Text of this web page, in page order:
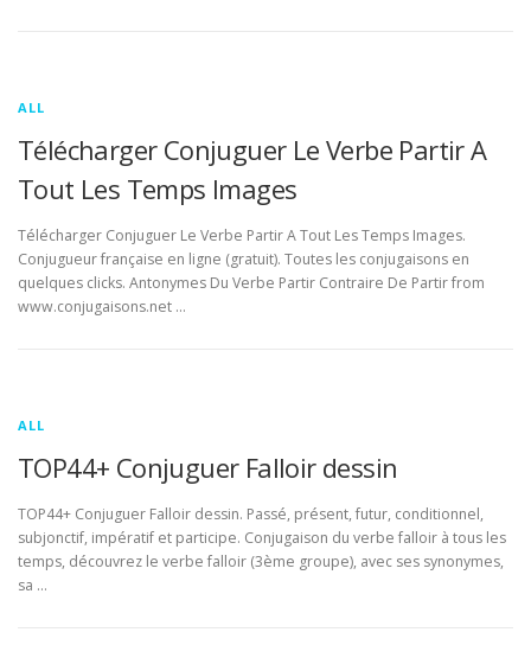
ALL
Télécharger Conjuguer Le Verbe Partir A
Tout Les Temps Images
Télécharger Conjuguer Le Verbe Partir A Tout Les Temps Images.
Conjugueur française en ligne (gratuit). Toutes les conjugaisons en
quelques clicks. Antonymes Du Verbe Partir Contraire De Partir from
www.conjugaisons.net …
ALL
TOP44+ Conjuguer Falloir dessin
TOP44+ Conjuguer Falloir dessin. Passé, présent, futur, conditionnel,
subjonctif, impératif et participe. Conjugaison du verbe falloir à tous les
temps, découvrez le verbe falloir (3ème groupe), avec ses synonymes,
sa …